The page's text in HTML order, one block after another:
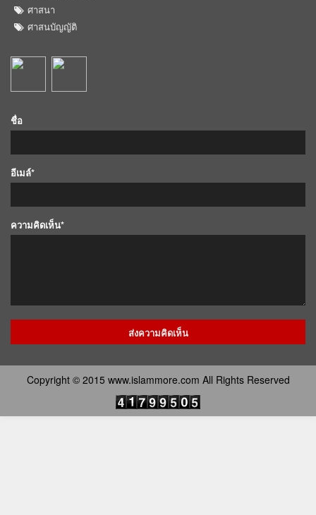
ศาสนา
ศาสนบัญญัติ
ชื่อ
อีเมล์*
ความคิดเห็น*
Copyright © 2015 www.islammore.com All Rights Reserved